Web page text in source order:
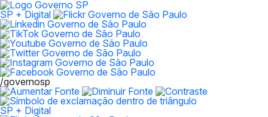
SP + Digital
/governosp
SP + Digital